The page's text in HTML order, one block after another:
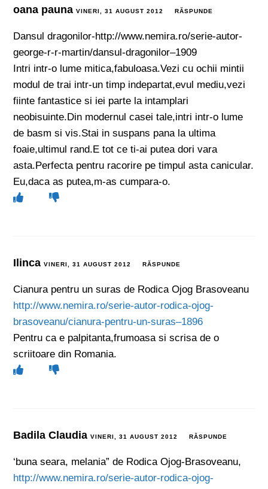
oana paunaVINERI, 31 AUGUST 2012 RĂSPUNDE
Dansul dragonilor-http://www.nemira.ro/serie-autor-
george-r-r-martin/dansul-dragonilor–1909
Intri intr-o lume mitica,fabuloasa.Vezi cu ochii mintii
modul de trai intr-un timp indepartat,evul mediu,vezi
fiinte fantastice si iei parte la intamplari
neobisuinte.Din modernul casei tale,intri intr-o lume
de basm si vis.Stai in suspans pana la ultima
foaie,ultimul rand.E tot ce ti-ai putea dori vara
asta.Perfecta pentru racorire pe timpul asta canicular.
Eu,daca as putea,m-as cumpara-o.
IlincaVINERI, 31 AUGUST 2012 RĂSPUNDE
Cianura pentru un suras de Rodica Ojog Brasoveanu
http://www.nemira.ro/serie-autor-rodica-ojog-
brasoveanu/cianura-pentru-un-suras–1896
Pentru ca e palpitanta,frumoasa si scrisa de o
scriitoare din Romania.
Badila ClaudiaVINERI, 31 AUGUST 2012 RĂSPUNDE
‘buna seara, melania” de Rodica Ojog-Brasoveanu,
http://www.nemira.ro/serie-autor-rodica-ojog-